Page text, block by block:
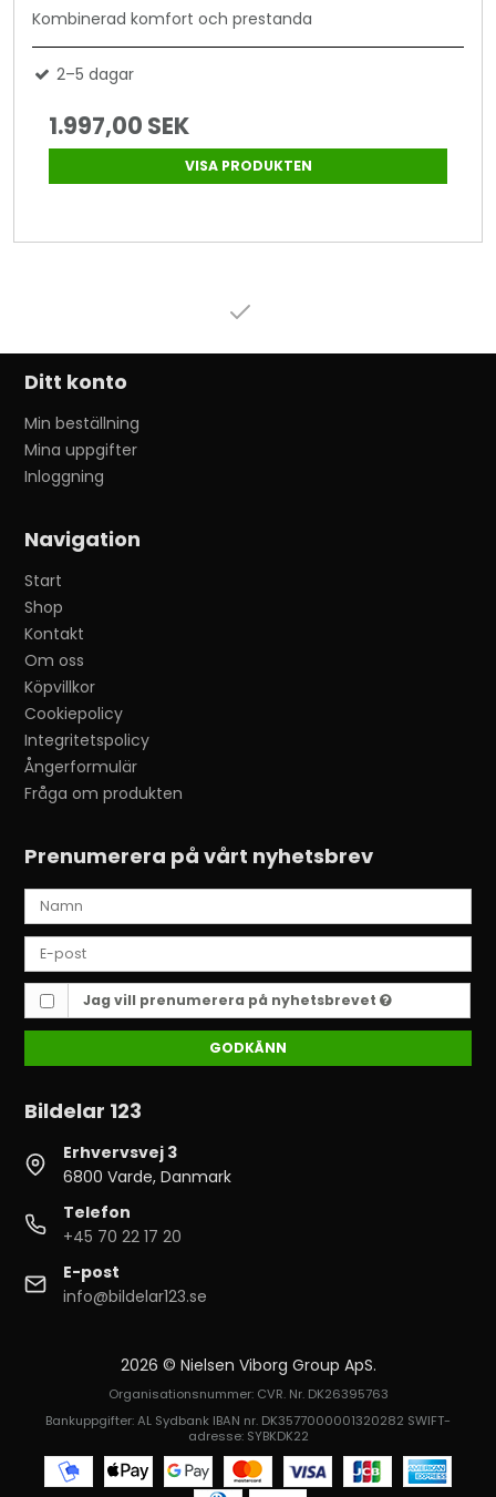
Kombinerad komfort och prestanda
2–5 dagar
1.997,00 SEK
VISA PRODUKTEN
Ditt konto
Min beställning
Mina uppgifter
Inloggning
Navigation
Start
Shop
Kontakt
Om oss
Köpvillkor
Cookiepolicy
Integritetspolicy
Ångerformulär
Fråga om produkten
Prenumerera på vårt nyhetsbrev
Jag vill prenumerera på nyhetsbrevet
GODKÄNN
Bildelar 123
Erhvervsvej 3
6800 Varde, Danmark
Telefon
+45 70 22 17 20
E-post
info@bildelar123.se
2026 © Nielsen Viborg Group ApS.
Organisationsnummer: CVR. Nr. DK26395763
Bankuppgifter: AL Sydbank IBAN nr. DK3577000001320282 SWIFT-
adresse: SYBKDK22